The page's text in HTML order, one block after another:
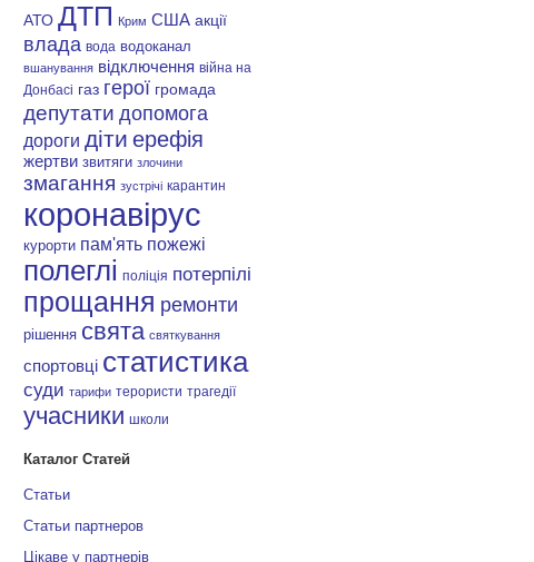
АТО ДТП Крим США акції
влада вода водоканал
вшанування відключення війна на
Донбасі газ герої громада
депутати допомога
дороги діти ерефія
жертви звитяги злочини
змагання зустрічі карантин
коронавірус
курорти пам'ять пожежі
полеглі поліція потерпілі
прощання ремонти
рішення свята святкування
спортовці статистика
суди тарифи терористи трагедії
учасники школи
Каталог Статей
Статьи
Статьи партнеров
Цікаве у партнерів